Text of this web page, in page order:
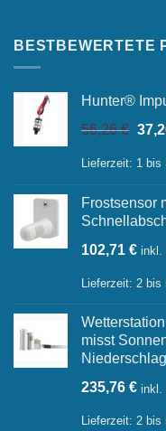
BESTBEWERTETE
Hunter®
56,26€
war:
Lieferzeit: 1 bis
Frostsensor
102,71 € inkl.
Lieferzeit: 2 bis
misst
Niederschlag
235,76 € inkl.
Lieferzeit: 2 bis